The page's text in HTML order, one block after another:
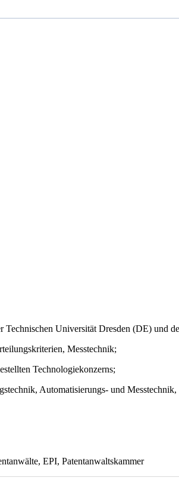
Technischen Universität Dresden (DE) und
Messtechnik;
Technologiekonzerns;
Automatisierungs- und
EPI, Patentanwaltskammer